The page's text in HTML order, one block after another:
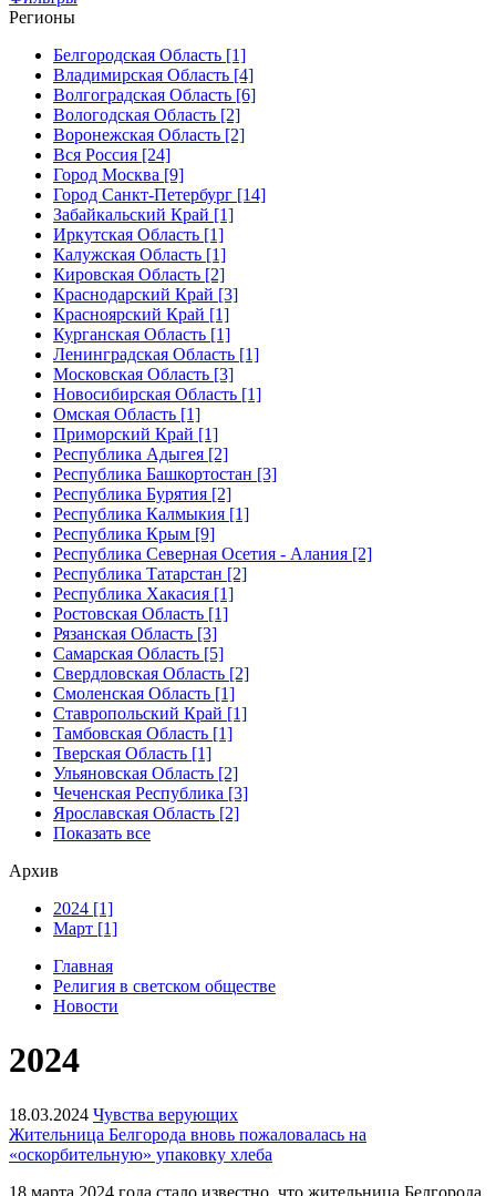
Регионы
Белгородская Область [1]
Владимирская Область [4]
Волгоградская Область [6]
Вологодская Область [2]
Воронежская Область [2]
Вся Россия [24]
Город Москва [9]
Город Санкт-Петербург [14]
Забайкальский Край [1]
Иркутская Область [1]
Калужская Область [1]
Кировская Область [2]
Краснодарский Край [3]
Красноярский Край [1]
Курганская Область [1]
Ленинградская Область [1]
Московская Область [3]
Новосибирская Область [1]
Омская Область [1]
Приморский Край [1]
Республика Адыгея [2]
Республика Башкортостан [3]
Республика Бурятия [2]
Республика Калмыкия [1]
Республика Крым [9]
Республика Северная Осетия - Алания [2]
Республика Татарстан [2]
Республика Хакасия [1]
Ростовская Область [1]
Рязанская Область [3]
Самарская Область [5]
Свердловская Область [2]
Смоленская Область [1]
Ставропольский Край [1]
Тамбовская Область [1]
Тверская Область [1]
Ульяновская Область [2]
Чеченская Республика [3]
Ярославская Область [2]
Показать все
Архив
2024 [1]
Март [1]
Главная
Религия в светском обществе
Новости
2024
18.03.2024 Чувства верующих
Жительница Белгорода вновь пожаловалась на
«оскорбительную» упаковку хлеба
18 марта 2024 года стало известно, что жительница Белгорода